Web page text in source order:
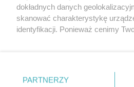
Zobacz prognozę na 3 dni
Copyright © 2022 Kurier
dokładnych danych
skanować charakterystykę
identyfikacji. Ponieważ cenimy
prywatności znajdujący się w
. Niektóre rodzaje
PARTNERZY